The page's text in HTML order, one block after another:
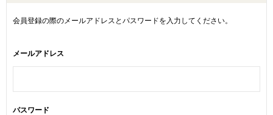
会員登録の際のメールアドレスとパスワードを入力してください。
メールアドレス
パスワード